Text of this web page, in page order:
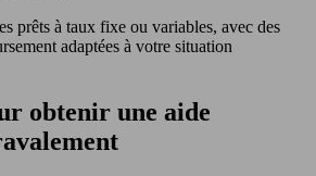
prêts à taux fixe ou variables, avec des
adaptées à votre situation
obtenir une aide